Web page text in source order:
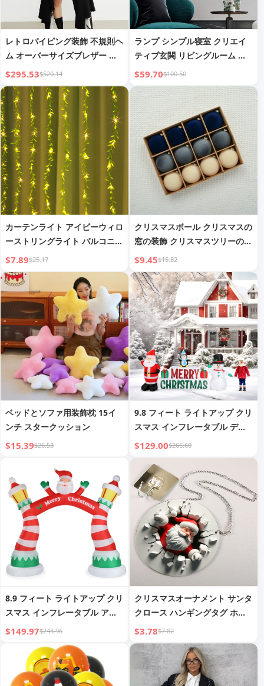
レトロパイピング装飾 不規則ヘ
ム オーバーサイズブレザー ロ
ングコート
$295.53$520.14
ランプ シンプル寝室 クリエイ
ティブ玄関 リビングルーム コ
ーリドー背景壁 ベッドサイド装
飾ランプ
$59.70$100.50
カーテンライト アイビーウィロ
ーストリングライト バルコニー
壁装飾ストリングライト
$7.89$25.17
クリスマスボール クリスマスの
窓の装飾 クリスマスツリーのペ
ンダント フロック加工クリスマ
スボール
$9.45$15.82
ベッドとソファ用装飾枕 15イ
ンチ スタークッション
$15.39$26.53
9.8 フィート ライトアップ クリ
スマス インフレータブル デコ
レーション
$129.00$266.60
8.9 フィート ライトアップ クリ
スマス インフレータブル アー
チ
$149.97$243.96
クリスマスオーナメント サンタ
クロース ハンギングタグ ホリ
デー ウォールデコレーション
$3.78$7.82